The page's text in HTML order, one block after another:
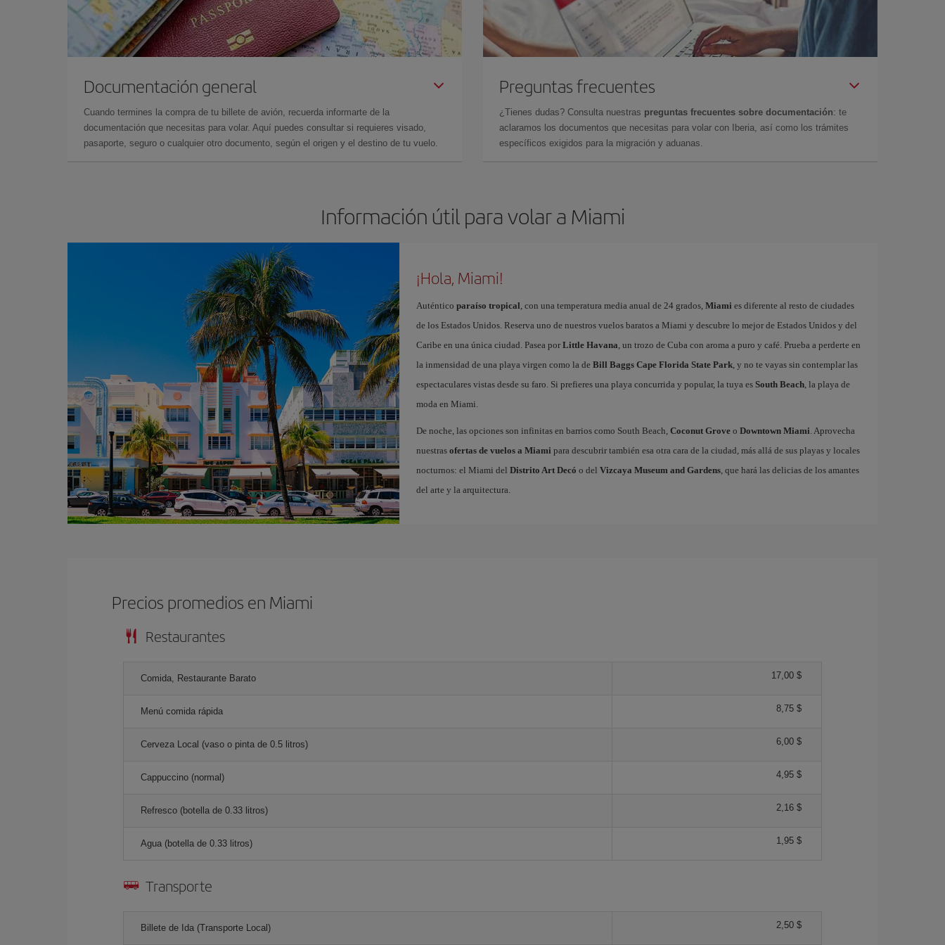
Documentación general
Cuando termines la compra de tu billete de avión, recuerda informarte de la
documentación que necesitas para volar. Aquí puedes consultar si requieres visado,
pasaporte, seguro o cualquier otro documento, según el origen y el destino de tu vuelo.
Preguntas frecuentes
¿Tienes dudas? Consulta nuestras preguntas frecuentes sobre documentación: te
aclaramos los documentos que necesitas para volar con Iberia, así como los trámites
específicos exigidos para la migración y aduanas.
Información útil para volar a Miami
¡Hola, Miami!
Auténtico paraíso tropical, con una temperatura media anual de 24 grados, Miami es diferente al resto de ciudades
de los Estados Unidos. Reserva uno de nuestros vuelos baratos a Miami y descubre lo mejor de Estados Unidos y del
Caribe en una única ciudad. Pasea por Little Havana, un trozo de Cuba con aroma a puro y café. Prueba a perderte en
la inmensidad de una playa virgen como la de Bill Baggs Cape Florida State Park, y no te vayas sin contemplar las
espectaculares vistas desde su faro. Si prefieres una playa concurrida y popular, la tuya es South Beach, la playa de
moda en Miami.
De noche, las opciones son infinitas en barrios como South Beach, Coconut Groveo Downtown Miami. Aprovecha
nuestras ofertas de vuelos a Miami para descubrir también esa otra cara de la ciudad, más allá de sus playas y locales
nocturnos: el Miami del Distrito Art Decó o del Vizcaya Museum and Gardens, que hará las delicias de los amantes
del arte y la arquitectura.
Precios promedios en Miami
Restaurantes
Comida, Restaurante Barato 17,00 $
Menú comida rápida 8,75 $
Cerveza Local (vaso o pinta de 0.5 litros) 6,00 $
Cappuccino (normal) 4,95 $
Refresco (botella de 0.33 litros) 2,16 $
Agua (botella de 0.33 litros) 1,95 $
Transporte
Billete de Ida (Transporte Local) 2,50 $